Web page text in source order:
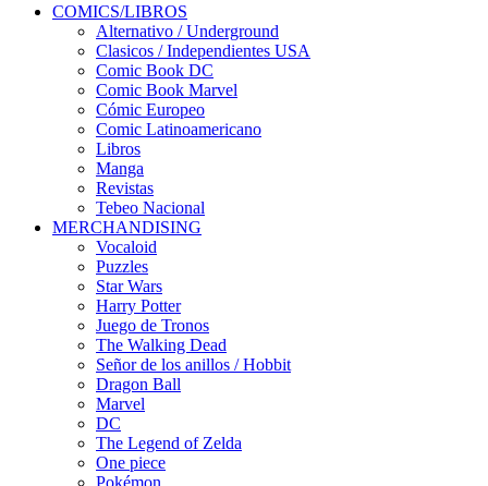
COMICS/LIBROS
Alternativo / Underground
Clasicos / Independientes USA
Comic Book DC
Comic Book Marvel
Cómic Europeo
Comic Latinoamericano
Libros
Manga
Revistas
Tebeo Nacional
MERCHANDISING
Vocaloid
Puzzles
Star Wars
Harry Potter
Juego de Tronos
The Walking Dead
Señor de los anillos / Hobbit
Dragon Ball
Marvel
DC
The Legend of Zelda
One piece
Pokémon